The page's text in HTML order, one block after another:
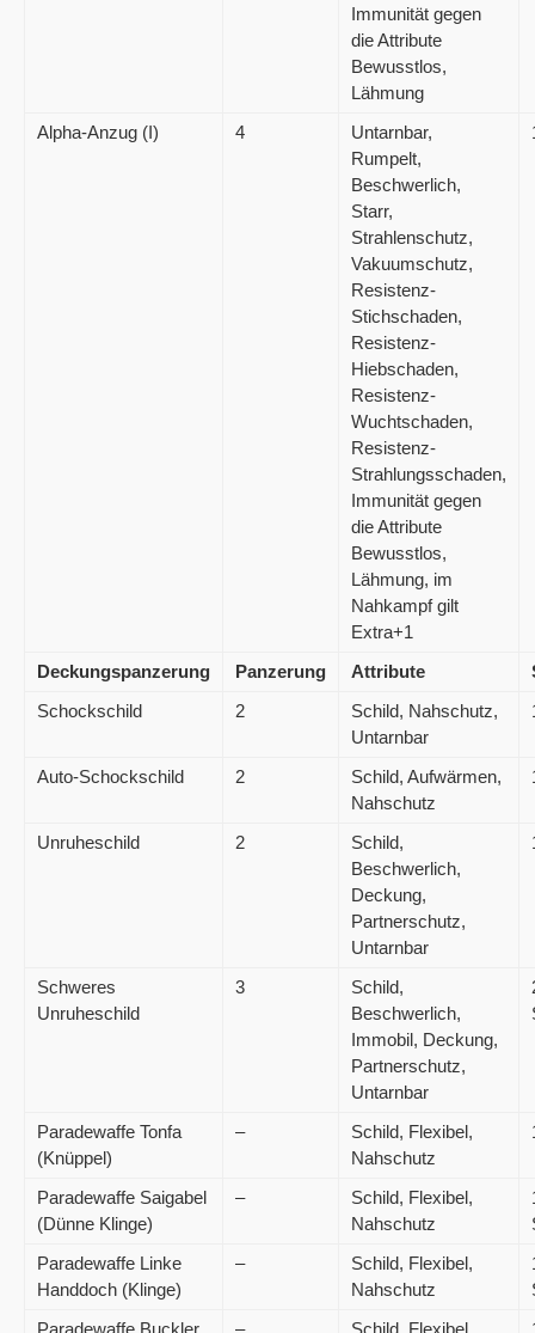
Immunität gegen
die Attribute
Bewusstlos,
Lähmung
Alpha-Anzug (I) 4
Untarnbar,
Rumpelt,
Beschwerlich,
Starr,
Strahlenschutz,
Vakuumschutz,
Resistenz-
Stichschaden,
Resistenz-
Hiebschaden,
Resistenz-
Wuchtschaden,
Resistenz-
Strahlungsschaden,
Immunität gegen
die Attribute
Bewusstlos,
Lähmung, im
Nahkampf gilt
Extra+1
Deckungspanzerung Panzerung Attribute
Schockschild
2
Schild, Nahschutz,
Untarnbar
Auto-Schockschild 2
Schild, Aufwärmen,
Nahschutz
Unruheschild 2
Schild,
Beschwerlich,
Deckung,
Partnerschutz,
Untarnbar
Schweres
Unruheschild
3
Schild,
Beschwerlich,
Immobil, Deckung,
Partnerschutz,
Untarnbar
Paradewaffe Tonfa
(Knüppel)
–
Schild, Flexibel,
Nahschutz
Paradewaffe Saigabel
(Dünne Klinge)
–
Schild, Flexibel,
Nahschutz
Paradewaffe Linke
Handdoch (Klinge)
–
Schild, Flexibel,
Nahschutz